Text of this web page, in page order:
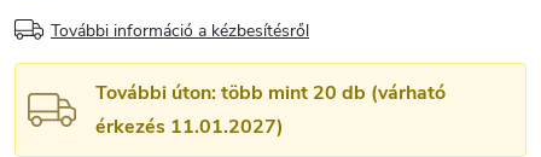
További információ a kézbesítésről
További úton: több mint 20 db (várható
érkezés 11.01.2027)